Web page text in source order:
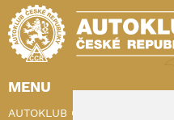
MENU
AUTOKLUB ČR